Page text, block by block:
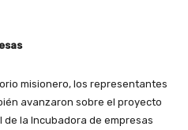
misionero, los representantes
avanzaron sobre el proyecto
la Incubadora de empresas